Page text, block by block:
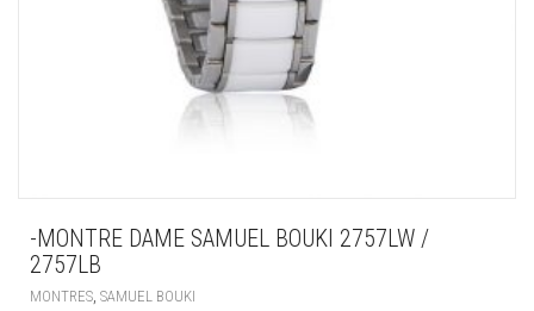
-MONTRE DAME SAMUEL BOUKI 2757LW /
2757LB
MONTRES SAMUEL BOUKI